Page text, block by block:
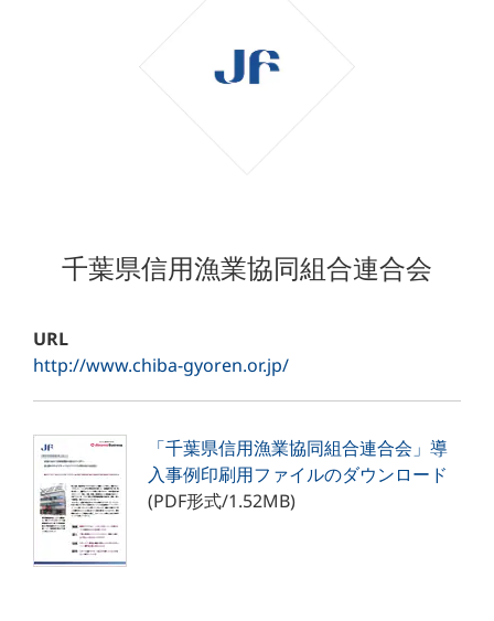
千葉県信用漁業協同組合連合会
URL
http://www.chiba-gyoren.or.jp/
「千葉県信用漁業協同組合連合会」導
入事例印刷用ファイルのダウンロード
(PDF形式/1.52MB)